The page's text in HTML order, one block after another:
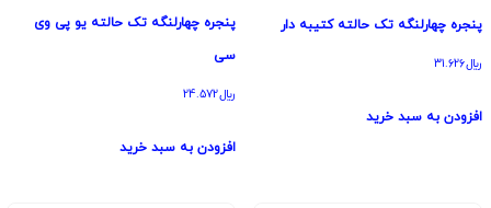
پنجره چهارلنگه تک حالته کتیبه دار
﷼31.626
افزودن به سبد خرید
پنجره چهارلنگه تک حالته یو پی وی
سی
﷼24.572
افزودن به سبد خرید